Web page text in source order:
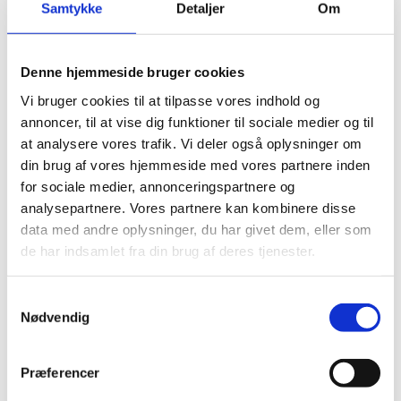
Samtykke Detaljer Om
Denne hjemmeside bruger cookies
Vi bruger cookies til at tilpasse vores indhold og
annoncer, til at vise dig funktioner til sociale medier og til
at analysere vores trafik. Vi deler også oplysninger om
din brug af vores hjemmeside med vores partnere inden
for sociale medier, annonceringspartnere og
analysepartnere. Vores partnere kan kombinere disse
data med andre oplysninger, du har givet dem, eller som
de har indsamlet fra din brug af deres tjenester.
Nødvendig
Præferencer
Elastik
Sy-selv pakker
Symønstre baby
Symønstre barn
Symønstre voksen
Symønstre bukser, shorts
Symønstre overdele
Symønstre kjoler
Symønstre overtøj
Sybøger
The Assembly Line
Holiday-prices Liberty Fabrics